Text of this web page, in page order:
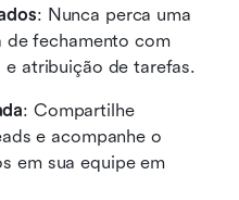
: Nunca perca uma
de fechamento com
atribuição de tarefas.
: Compartilhe
e acompanhe o
em sua equipe em